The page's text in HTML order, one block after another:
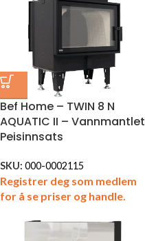
Bef Home – TWIN 8 N
AQUATIC II – Vannmantlet
Peisinnsats
SKU: 000-0002115
Registrer deg som medlem
for å se priser og handle.